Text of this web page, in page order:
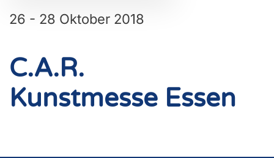
26 - 28 Oktober 2018
C.A.R.
Kunstmesse Essen